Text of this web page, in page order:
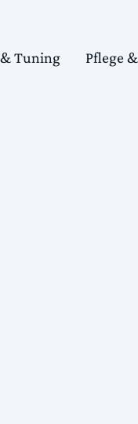
Tuning
Pflege